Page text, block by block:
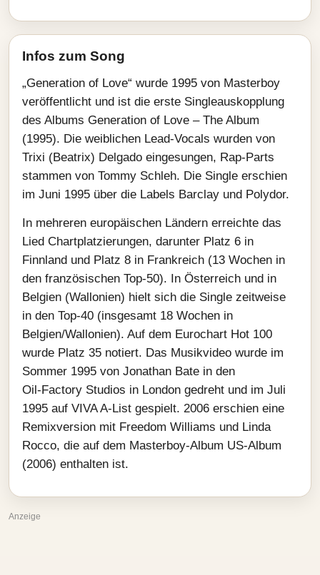
Infos zum Song
„Generation of Love“ wurde 1995 von Masterboy
veröffentlicht und ist die erste Singleauskopplung
des Albums Generation of Love – The Album
(1995). Die weiblichen Lead-Vocals wurden von
Trixi (Beatrix) Delgado eingesungen, Rap-Parts
stammen von Tommy Schleh. Die Single erschien
im Juni 1995 über die Labels Barclay und Polydor.
In mehreren europäischen Ländern erreichte das
Lied Chartplatzierungen, darunter Platz 6 in
Finnland und Platz 8 in Frankreich (13 Wochen in
den französischen Top‑50). In Österreich und in
Belgien (Wallonien) hielt sich die Single zeitweise
in den Top‑40 (insgesamt 18 Wochen in
Belgien/Wallonien). Auf dem Eurochart Hot 100
wurde Platz 35 notiert. Das Musikvideo wurde im
Sommer 1995 von Jonathan Bate in den
Oil‑Factory Studios in London gedreht und im Juli
1995 auf VIVA A‑List gespielt. 2006 erschien eine
Remixversion mit Freedom Williams und Linda
Rocco, die auf dem Masterboy‑Album US‑Album
(2006) enthalten ist.
Anzeige